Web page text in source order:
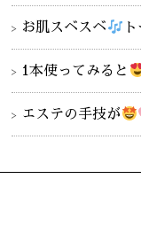
お肌スベスベ
1本使ってみると
エステの手技が